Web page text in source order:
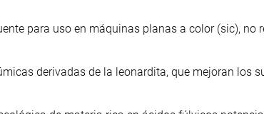
para uso en máquinas planas a color (sic), no
derivadas de la leonardita, que mejoran los